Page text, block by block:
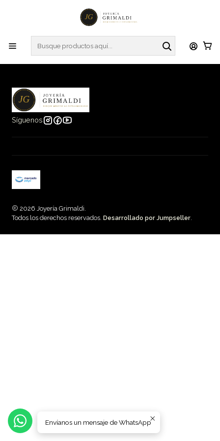
Inicio
Blog
Síguenos
2026 Joyería Grimaldi.
Todos los derechos reservados. Desarrollado por Jumpseller.
Envíanos un mensaje de WhatsApp